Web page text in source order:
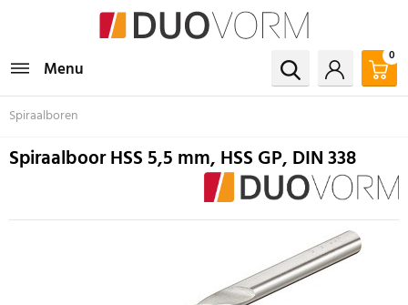
Menu
0
Spiraalboren
Spiraalboor HSS 5,5 mm, HSS GP, DIN 338